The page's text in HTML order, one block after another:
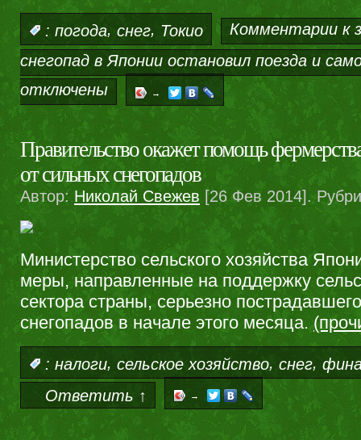
: погода, снег, Токио Комментарии к
снегопад в Японии остановил поезда и
отключены
→
Правительство окажет помощь
от сильных снегопадов
Автор: Николай Свежев [26 Фев 2014].
Министерство сельского хозяйства
меры, направленные на поддержку
сектора страны, серьезно
снегопадов в начале этого месяца.
: налоги, сельское хозяйство, снег,
Ответить ↑
→